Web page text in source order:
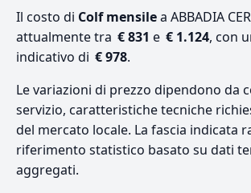
Il costo di Colf mensilea ABBADIA
attualmente tra € 831 e € 1.124, con
indicativo di € 978.
Le variazioni di prezzo dipendono da
servizio, caratteristiche tecniche
del mercato locale. La fascia indicata
riferimento statistico basato su dati
aggregati.